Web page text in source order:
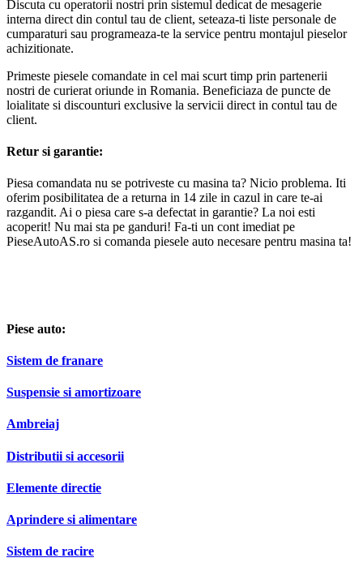
Discuta cu operatorii nostri prin sistemul dedicat de mesagerie
interna direct din contul tau de client, seteaza-ti liste personale de
cumparaturi sau programeaza-te la service pentru montajul pieselor
achizitionate.
Primeste piesele comandate in cel mai scurt timp prin partenerii
nostri de curierat oriunde in Romania. Beneficiaza de puncte de
loialitate si discounturi exclusive la servicii direct in contul tau de
client.
Retur si garantie:
Piesa comandata nu se potriveste cu masina ta? Nicio problema. Iti
oferim posibilitatea de a returna in 14 zile in cazul in care te-ai
razgandit. Ai o piesa care s-a defectat in garantie? La noi esti
acoperit! Nu mai sta pe ganduri! Fa-ti un cont imediat pe
PieseAutoAS.ro si comanda piesele auto necesare pentru masina ta!
Piese auto:
Sistem de franare
Suspensie si amortizoare
Ambreiaj
Distributii si accesorii
Elemente directie
Aprindere si alimentare
Sistem de racire